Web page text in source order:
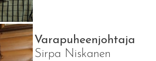
Varapuheenjohtaja
Sirpa Niskanen